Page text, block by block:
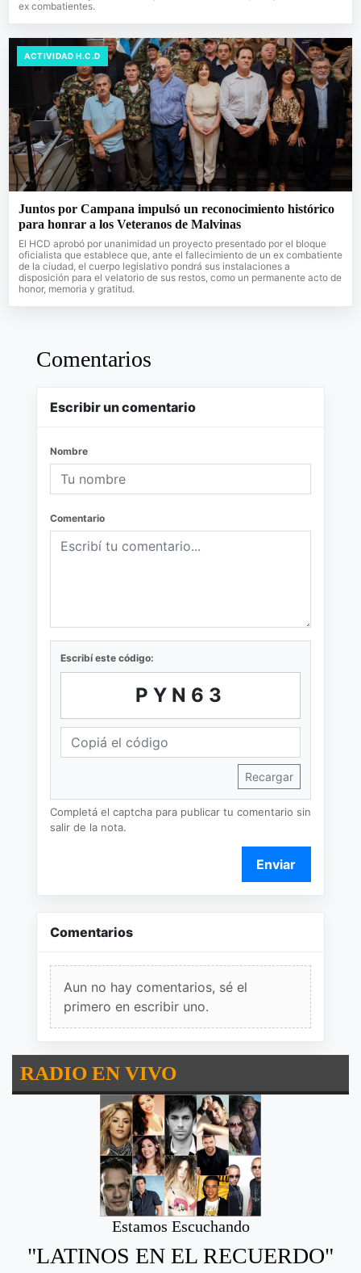
ex combatientes.
ACTIVIDAD H.C.D
Juntos por Campana impulsó un reconocimiento histórico
para honrar a los Veteranos de Malvinas
El HCD aprobó por unanimidad un proyecto presentado por el bloque
oficialista que establece que, ante el fallecimiento de un ex combatiente
de la ciudad, el cuerpo legislativo pondrá sus instalaciones a
disposición para el velatorio de sus restos, como un permanente acto de
honor, memoria y gratitud.
Comentarios
Escribir un comentario
Nombre
Comentario
Escribí este código:
PYN63
Recargar
Completá el captcha para publicar tu comentario sin
salir de la nota.
Enviar
Comentarios
Aun no hay comentarios, sé el
primero en escribir uno.
RADIO EN VIVO
Estamos Escuchando
"LATINOS EN EL RECUERDO"